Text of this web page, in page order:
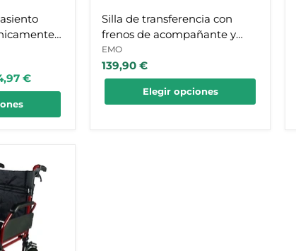
€
Silla de transferencia con
frenos de acompañante y
respaldo abatible
EMO
139,90 €
Elegir opciones